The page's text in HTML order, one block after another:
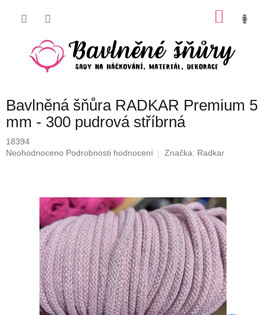
Bavlněná šňůra RADKAR Premium 5
mm - 300 pudrová stříbrná
18394
Průměrné
hvězdiček.
Neohodnoceno Podrobnosti hodnocení Značka: Radkar